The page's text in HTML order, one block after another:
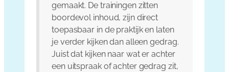
gemaakt. De trainingen zitten
boordevol inhoud, zijn direct
toepasbaar in de praktijk en laten
je verder kijken dan alleen gedrag.
Juist dat kijken naar wat er achter
een uitspraak of achter gedrag zit,